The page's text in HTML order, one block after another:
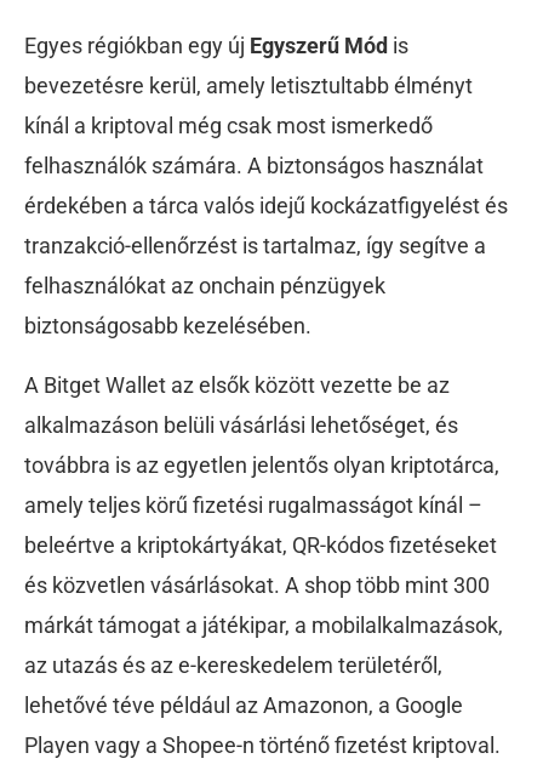
Egyes régiókban egy új Egyszerű Mód is
bevezetésre kerül, amely letisztultabb élményt
kínál a kriptoval még csak most ismerkedő
felhasználók számára. A biztonságos használat
érdekében a tárca valós idejű kockázatfigyelést és
tranzakció-ellenőrzést is tartalmaz, így segítve a
felhasználókat az onchain pénzügyek
biztonságosabb kezelésében.
A Bitget Wallet az elsők között vezette be az
alkalmazáson belüli vásárlási lehetőséget, és
továbbra is az egyetlen jelentős olyan kriptotárca,
amely teljes körű fizetési rugalmasságot kínál –
beleértve a kriptokártyákat, QR-kódos fizetéseket
és közvetlen vásárlásokat. A shop több mint 300
márkát támogat a játékipar, a mobilalkalmazások,
az utazás és az e-kereskedelem területéről,
lehetővé téve például az Amazonon, a Google
Playen vagy a Shopee-n történő fizetést kriptoval.